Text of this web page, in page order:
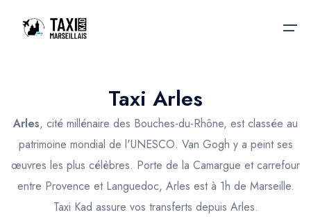
Nos services
Nos services
Taxis Aéroport
Trajet Gare SNCF
Taxis aéroport
Réservation
Taxi Arles
Arles, cité millénaire des Bouches-du-Rhône, est classée au
patrimoine mondial de l'UNESCO. Van Gogh y a peint ses
œuvres les plus célèbres. Porte de la Camargue et carrefour
entre Provence et Languedoc, Arles est à 1h de Marseille.
Taxi Kad assure vos transferts depuis Arles.